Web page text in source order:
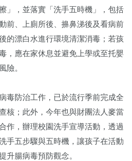
」，並落實「洗手五時機」，包括
前、上廁所後、擤鼻涕後及看病前
的漂白水進行環境清潔消毒；若孩
，應在家休息並避免上學或至托嬰
險。
毒防治工作，已於流行季前完成全
核；此外，今年也與財團法人麥當
作，辦理校園洗手宣導活動，透過
手五步驟與五時機，讓孩子在活動
升腸病毒預防觀念。